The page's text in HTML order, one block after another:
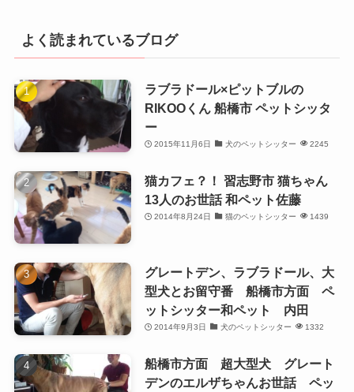
よく読まれているブログ
ラブラドール×ピットブルの
RIKOOくん 船橋市 ペットシッタ
ー
2015年11月6日 犬のペットシッター 2245
猫カフェ？！ 習志野市 猫ちゃん
13人のお世話 和ペット佐藤
2014年8月24日 猫のペットシッター 1439
グレートデン、ラブラドール、大
型犬とお留守番 船橋市方面 ペ
ットシッター和ペット 内田
2014年9月3日 犬のペットシッター 1332
船橋市方面 超大型犬 グレート
デンのエルザちゃんお世話 ペッ